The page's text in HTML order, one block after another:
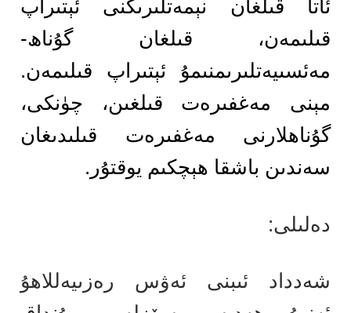
ئاتا قىلغان نېمەتلىرىڭنى ئېتىراپ
قىلىمەن، قىلغان گۇناھ-
مەئسىيەتلىرىمنىمۇ ئېتىراپ قىلىمەن.
مېنى مەغفىرەت قىلغىن، چۈنكى،
گۇناھلارنى مەغفىرەت قىلىدىغان
سەندىن باشقا ھېچكىم يوقتۇر.
دەلىلى:
شەدداد ئىبنى ئەۋس رەزىيەللاھۇ